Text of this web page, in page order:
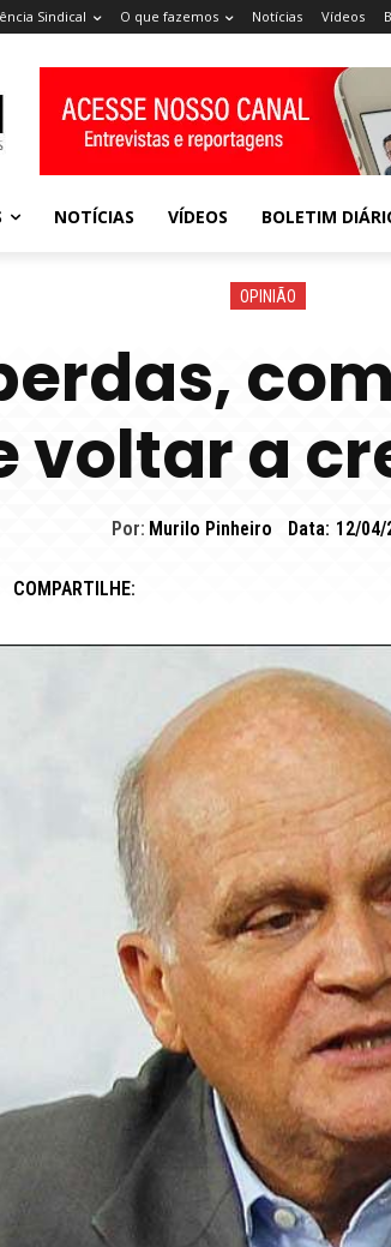
Sindical O que fazemos Notícias Vídeos
NOTÍCIAS VÍDEOS BOLETIM
OPINIÃO
voltar a
Por: Murilo Pinheiro Data: 12/04/
COMPARTILHE: